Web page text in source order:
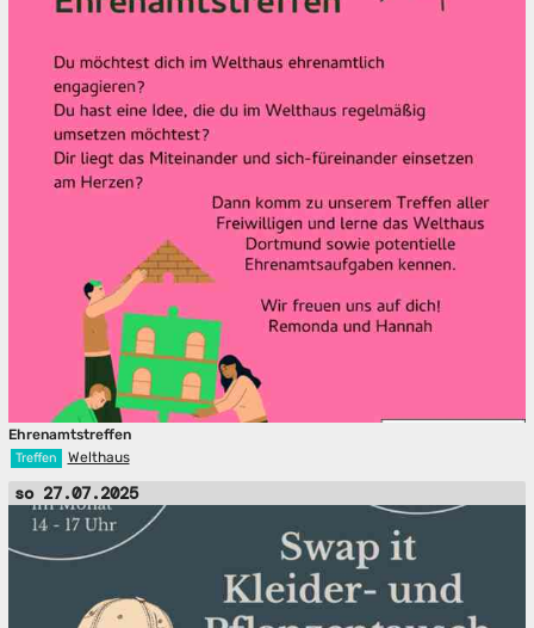
Ehrenamtstreffen
Treffen Welthaus
so 27.07.2025